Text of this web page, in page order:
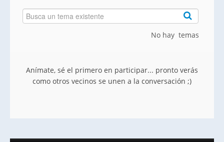
No hay temas
Anímate, sé el primero en participar... pronto verás
como otros vecinos se unen a la conversación ;)